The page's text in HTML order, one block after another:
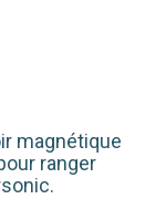
magnétique
ranger